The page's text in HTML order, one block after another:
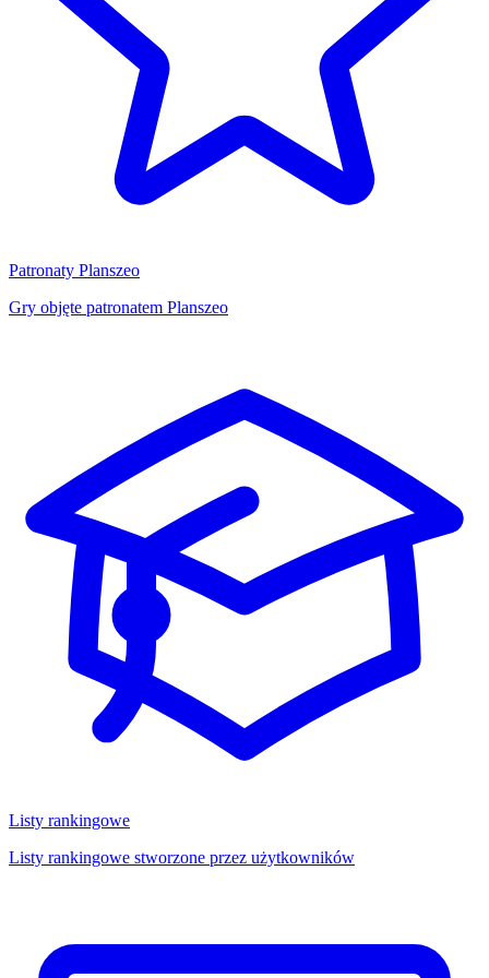
Patronaty Planszeo
Gry objęte patronatem Planszeo
Listy rankingowe
Listy rankingowe stworzone przez użytkowników